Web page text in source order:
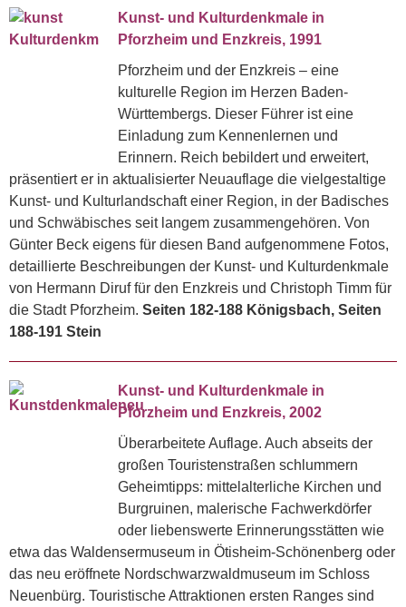
Kunst- und Kulturdenkmale in
Pforzheim und Enzkreis, 1991
Pforzheim und der Enzkreis – eine
kulturelle Region im Herzen Baden-
Württembergs. Dieser Führer ist eine
Einladung zum Kennenlernen und
Erinnern. Reich bebildert und erweitert,
präsentiert er in aktualisierter Neuauflage die vielgestaltige
Kunst- und Kulturlandschaft einer Region, in der Badisches
und Schwäbisches seit langem zusammengehören. Von
Günter Beck eigens für diesen Band aufgenommene Fotos,
detaillierte Beschreibungen der Kunst- und Kulturdenkmale
von Hermann Diruf für den Enzkreis und Christoph Timm für
die Stadt Pforzheim. Seiten 182-188 Königsbach, Seiten
188-191 Stein
Kunst- und Kulturdenkmale in
Pforzheim und Enzkreis, 2002
Überarbeitete Auflage. Auch abseits der
großen Touristenstraßen schlummern
Geheimtipps: mittelalterliche Kirchen und
Burgruinen, malerische Fachwerkdörfer
oder liebenswerte Erinnerungsstätten wie
etwa das Waldensermuseum in Ötisheim-Schönenberg oder
das neu eröffnete Nordschwarzwaldmuseum im Schloss
Neuenbürg. Touristische Attraktionen ersten Ranges sind